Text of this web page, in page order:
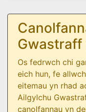
Os fedrwch chi
eich hun, fe
eitemau yn rhad
Ailgylchu
canolfannau yn